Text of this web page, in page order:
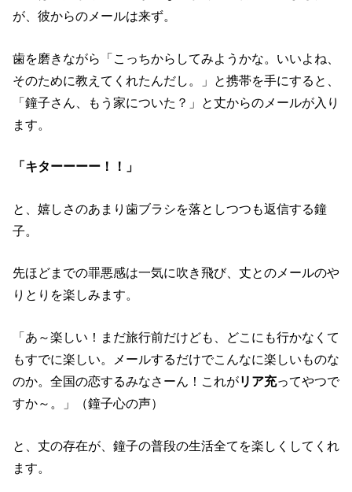
が、彼からのメールは来ず。
歯を磨きながら「こっちからしてみようかな。いいよね、
そのために教えてくれたんだし。」と携帯を手にすると、
「鐘子さん、もう家についた？」と丈からのメールが入り
ます。
「キターーーー！！」
と、嬉しさのあまり歯ブラシを落としつつも返信する鐘
子。
先ほどまでの罪悪感は一気に吹き飛び、丈とのメールのや
りとりを楽しみます。
「あ～楽しい！まだ旅行前だけども、どこにも行かなくて
もすでに楽しい。メールするだけでこんなに楽しいものな
のか。全国の恋するみなさーん！これがリア充ってやつで
すか～。」（鐘子心の声）
と、丈の存在が、鐘子の普段の生活全てを楽しくしてくれ
ます。